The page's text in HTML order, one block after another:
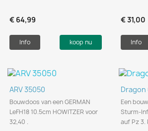
€ 64,99
Info koop nu
€ 31,00
Info
ARV 35050
Bouwdoos van een GERMAN
LeFH18 10.5cm HOWITZER voor
32,40 .
Dragon
Een
Sturm-
auf Pz 3.